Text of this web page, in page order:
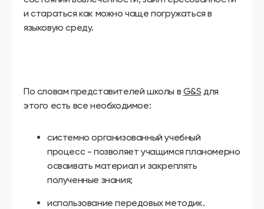
и стараться как можно чаще погружаться в
языковую среду.
По словам представителей школы в G&S для
этого есть все необходимое:
системно организованный учебный
процесс - позволяет учащимся планомерно
осваивать материал и закреплять
полученные знания;
использование передовых методик.